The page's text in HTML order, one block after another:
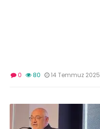
0 80 14 Temmuz 2025